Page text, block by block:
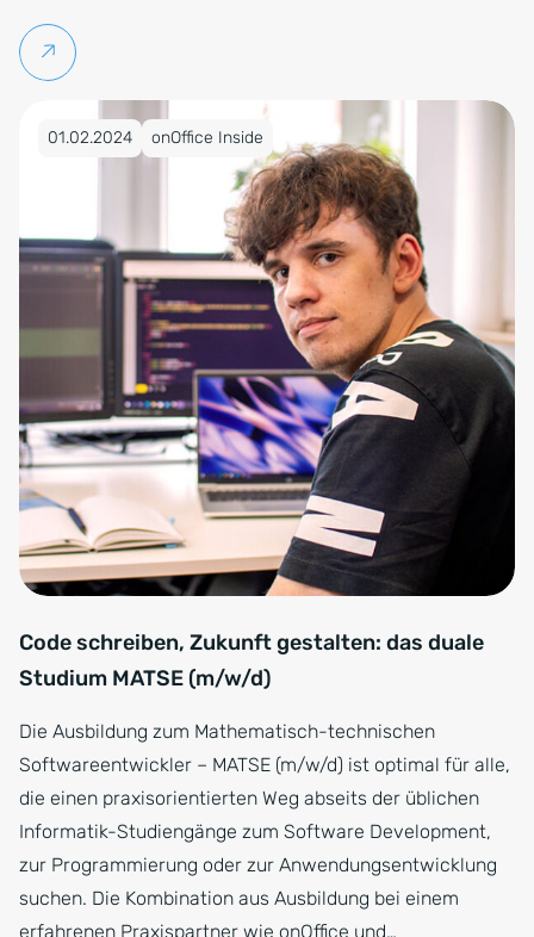
Weiterlesen
Veröffentlicht am 01.02.2024
01.02.2024 onOffice Inside
Code schreiben, Zukunft gestalten: das duale
Studium MATSE (m/w/d)
Die Ausbildung zum Mathematisch-technischen
Softwareentwickler – MATSE (m/w/d) ist optimal für alle,
die einen praxisorientierten Weg abseits der üblichen
Informatik-Studiengänge zum Software Development,
zur Programmierung oder zur Anwendungsentwicklung
suchen. Die Kombination aus Ausbildung bei einem
erfahrenen Praxispartner wie onOffice und…